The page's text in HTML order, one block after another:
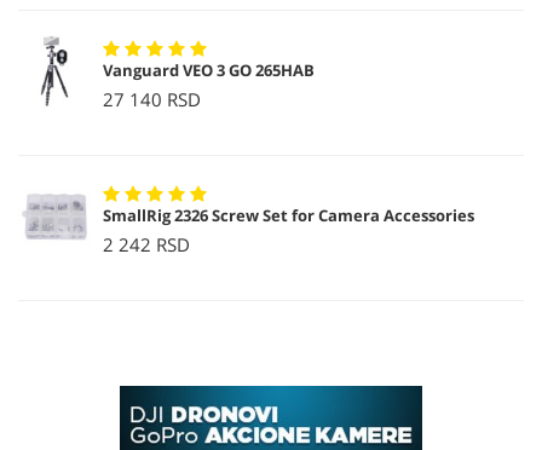
Vanguard VEO 3 GO 265HAB
27 140 RSD
SmallRig 2326 Screw Set for Camera Accessories
2 242 RSD